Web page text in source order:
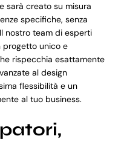
sarà creato su misura
specifiche, senza
nostro team di esperti
progetto unico e
rispecchia esattamente
al design
flessibilità e un
al tuo business.